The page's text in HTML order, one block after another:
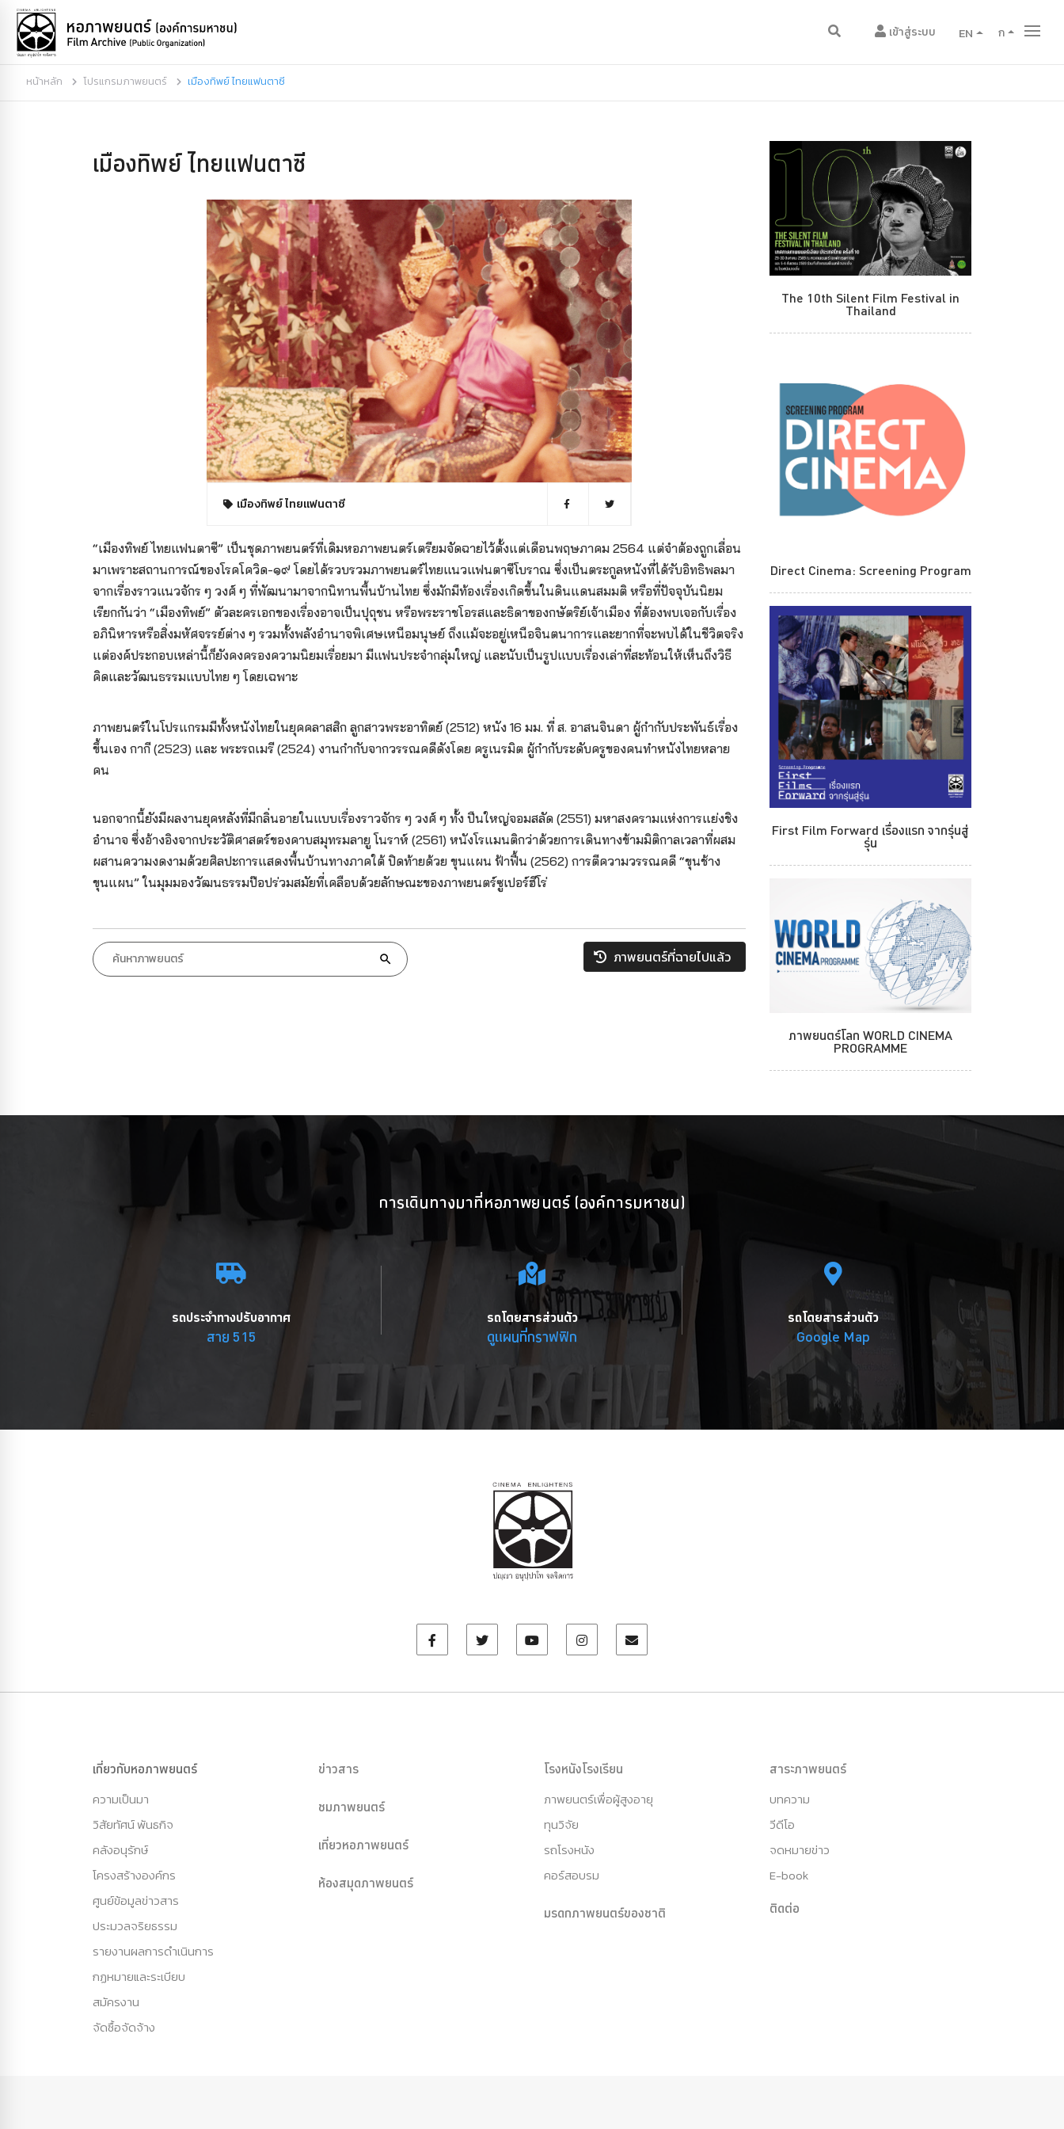
เข้าสู่ระบบ EN ก
หน้าหลัก โปรแกรมภาพยนตร์ เมืองทิพย์ ไทยแฟนตาซี
เมืองทิพย์ ไทยแฟนตาซี
เมืองทิพย์ ไทยแฟนตาซี
“เมืองทิพย์ ไทยแฟนตาซี” เป็นชุดภาพยนตร์ที่เดิมหอภาพยนตร์เตรียมจัดฉายไว้ตั้งแต่เดือนพฤษภาคม 2564 แต่จำต้องถูกเลื่อน
มาเพราะสถานการณ์ของโรคโควิด-๑๙ โดยได้รวบรวมภาพยนตร์ไทยแนวแฟนตาซีโบราณ ซึ่งเป็นตระกูลหนังที่ได้รับอิทธิพลมา
จากเรื่องราวแนวจักร ๆ วงศ์ ๆ ที่พัฒนามาจากนิทานพื้นบ้านไทย ซึ่งมักมีท้องเรื่องเกิดขึ้นในดินแดนสมมติ หรือที่ปัจจุบันนิยม
เรียกกันว่า “เมืองทิพย์” ตัวละครเอกของเรื่องอาจเป็นปุถุชน หรือพระราชโอรสและธิดาของกษัตริย์เจ้าเมือง ที่ต้องพบเจอกับเรื่อง
อภินิหารหรือสิ่งมหัศจรรย์ต่าง ๆ รวมทั้งพลังอำนาจพิเศษเหนือมนุษย์ ถึงแม้จะอยู่เหนือจินตนาการและยากที่จะพบได้ในชีวิตจริง
แต่องค์ประกอบเหล่านี้ก็ยังคงครองความนิยมเรื่อยมา มีแฟนประจำกลุ่มใหญ่ และนับเป็นรูปแบบเรื่องเล่าที่สะท้อนให้เห็นถึงวิธี
คิดและวัฒนธรรมแบบไทย ๆ โดยเฉพาะ
ภาพยนตร์ในโปรแกรมมีทั้งหนังไทยในยุคคลาสสิก ลูกสาวพระอาทิตย์ (2512) หนัง 16 มม. ที่ ส. อาสนจินดา ผู้กำกับประพันธ์เรื่อง
ขึ้นเอง กากี (2523) และ พระรถเมรี (2524) งานกำกับจากวรรณคดีดังโดย ครูเนรมิต ผู้กำกับระดับครูของคนทำหนังไทยหลาย
คน
นอกจากนี้ยังมีผลงานยุคหลังที่มีกลิ่นอายในแบบเรื่องราวจักร ๆ วงศ์ ๆ ทั้ง ปืนใหญ่จอมสลัด (2551) มหาสงครามแห่งการแย่งชิง
อำนาจ ซึ่งอ้างอิงจากประวัติศาสตร์ของคาบสมุทรมลายู โนราห์ (2561) หนังโรแมนติกว่าด้วยการเดินทางข้ามมิติกาลเวลาที่ผสม
ผสานความงดงามด้วยศิลปะการแสดงพื้นบ้านทางภาคใต้ ปิดท้ายด้วย ขุนแผน ฟ้าฟื้น (2562) การตีความวรรณคดี “ขุนช้าง
ขุนแผน” ในมุมมองวัฒนธรรมป๊อปร่วมสมัยที่เคลือบด้วยลักษณะของภาพยนตร์ซูเปอร์ฮีโร่
ภาพยนตร์ที่ฉายไปแล้ว
The 10th Silent Film Festival in
Thailand
Direct Cinema: Screening Program
First Film Forward เรื่องแรก จากรุ่นสู่
รุ่น
ภาพยนตร์โลก WORLD CINEMA
PROGRAMME
การเดินทางมาที่หอภาพยนตร์ (องค์การมหาชน)
รถประจำทางปรับอากาศ
สาย 515
รถโดยสารส่วนตัว
ดูแผนที่กราฟฟิก
รถโดยสารส่วนตัว
Google Map
เกี่ยวกับหอภาพยนตร์
ความเป็นมา
วิสัยทัศน์ พันธกิจ
คลังอนุรักษ์
โครงสร้างองค์กร
ศูนย์ข้อมูลข่าวสาร
ประมวลจริยธรรม
รายงานผลการดำเนินการ
กฏหมายและระเบียบ
สมัครงาน
จัดซื้อจัดจ้าง
ข่าวสาร
ชมภาพยนตร์
เที่ยวหอภาพยนตร์
ห้องสมุดภาพยนตร์
โรงหนังโรงเรียน
ภาพยนตร์เพื่อผู้สูงอายุ
ทุนวิจัย
รถโรงหนัง
คอร์สอบรม
มรดกภาพยนตร์ของชาติ
สาระภาพยนตร์
บทความ
วีดีโอ
จดหมายข่าว
E-book
ติดต่อ